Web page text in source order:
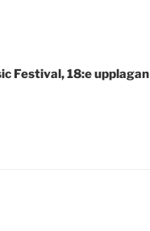
Festival, 18:e upplagan